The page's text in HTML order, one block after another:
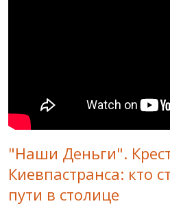
ПУБЛИЧНЫЕ ЛЮДИ
РОССИЙСКО-УКРАИНСКАЯ ВОЙНА
WINTER ON FIRE: UKRAINE'S FIGHT FOR
ХРОНОЛОГИЯ ЄВРОМАЙДАНА
"Наши Деньги".
Киевпастранса: кто
пути в столице